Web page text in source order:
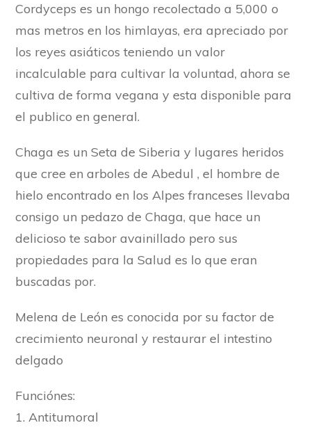
Cordyceps es un hongo recolectado a 5,000 o
mas metros en los himlayas, era apreciado por
los reyes asiáticos teniendo un valor
incalculable para cultivar la voluntad, ahora se
cultiva de forma vegana y esta disponible para
el publico en general.
Chaga es un Seta de Siberia y lugares heridos
que cree en arboles de Abedul , el hombre de
hielo encontrado en los Alpes franceses llevaba
consigo un pedazo de Chaga, que hace un
delicioso te sabor avainillado pero sus
propiedades para la Salud es lo que eran
buscadas por.
Melena de León es conocida por su factor de
crecimiento neuronal y restaurar el intestino
delgado
Funciónes:
1. Antitumoral